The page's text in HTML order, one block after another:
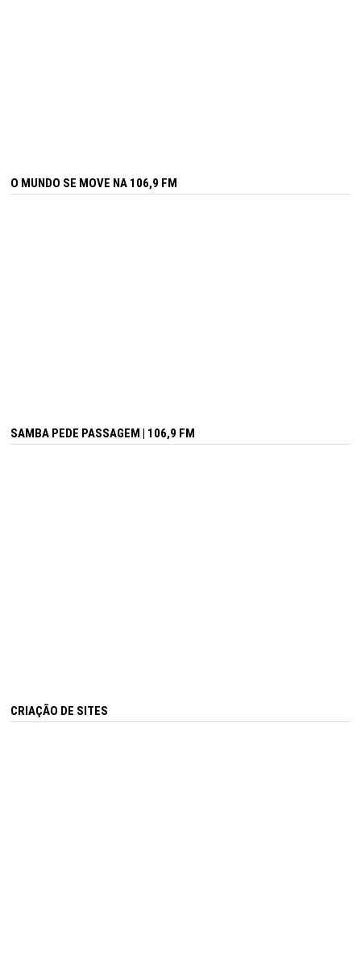
O MUNDO SE MOVE NA 106,9 FM
SAMBA PEDE PASSAGEM | 106,9 FM
CRIAÇÃO DE SITES